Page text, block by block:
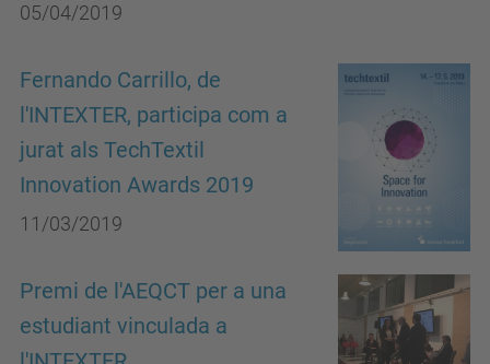
05/04/2019
Fernando Carrillo, de
l'INTEXTER, participa com a
jurat als TechTextil
Innovation Awards 2019
11/03/2019
Premi de l'AEQCT per a una
estudiant vinculada a